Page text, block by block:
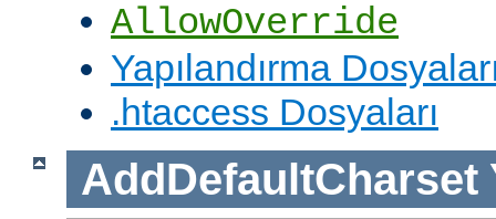
AllowOverride
Yapılandırma
.htaccess Dosyaları
AddDefaultCharset